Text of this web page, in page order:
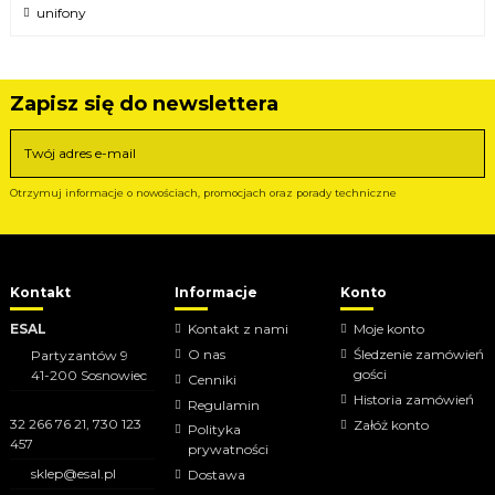
unifony
Zapisz się do newslettera
Otrzymuj informacje o nowościach, promocjach oraz porady techniczne
Kontakt
ESAL
Partyzantów 9
41-200 Sosnowiec
32 266 76 21, 730 123
457‬
sklep@esal.pl
Informacje
Kontakt z nami
O nas
Cenniki
Regulamin
Polityka
prywatności
Dostawa
Konto
Moje konto
Śledzenie zamówień
gości
Historia zamówień
Załóż konto